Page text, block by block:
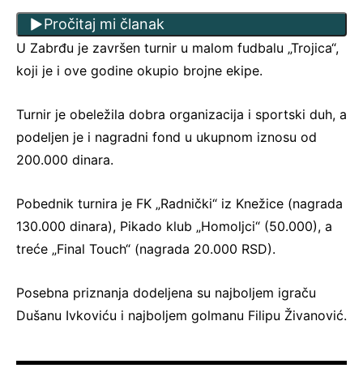
Pročitaj mi članak
U Zabrđu je završen turnir u malom fudbalu „Trojica“,
koji je i ove godine okupio brojne ekipe.
Turnir je obeležila dobra organizacija i sportski duh, a
podeljen je i nagradni fond u ukupnom iznosu od
200.000 dinara.
Pobednik turnira je FK „Radnički“ iz Knežice (nagrada
130.000 dinara), Pikado klub „Homoljci“ (50.000), a
treće „Final Touch“ (nagrada 20.000 RSD).
Posebna priznanja dodeljena su najboljem igraču
Dušanu Ivkoviću i najboljem golmanu Filipu Živanović.